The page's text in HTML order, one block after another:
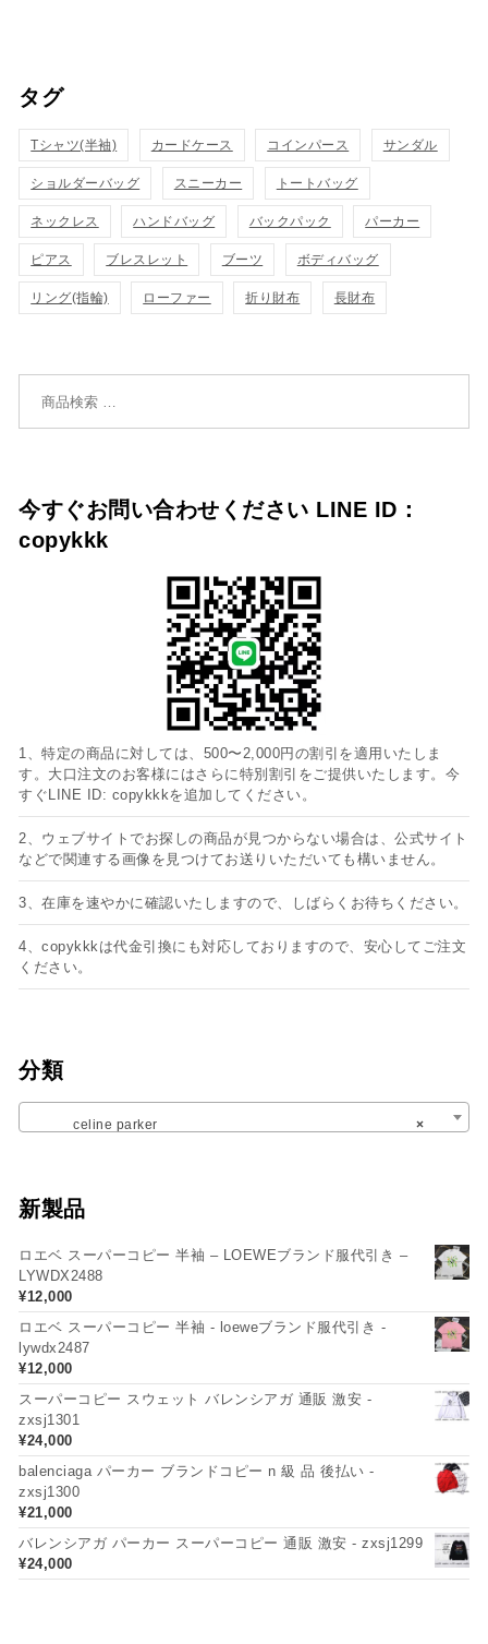
タグ
Tシャツ(半袖) カードケース コインパース サンダル
ショルダーバッグ スニーカー トートバッグ
ネックレス ハンドバッグ バックパック パーカー
ピアス ブレスレット ブーツ ボディバッグ
リング(指輪) ローファー 折り財布 長財布
今すぐお問い合わせください LINE ID：
copykkk
1、特定の商品に対しては、500〜2,000円の割引を適用いたしま
す。大口注文のお客様にはさらに特別割引をご提供いたします。今
すぐLINE ID: copykkkを追加してください。
2、ウェブサイトでお探しの商品が見つからない場合は、公式サイト
などで関連する画像を見つけてお送りいただいても構いません。
3、在庫を速やかに確認いたしますので、しばらくお待ちください。
4、copykkkは代金引換にも対応しておりますので、安心してご注文
ください。
分類
×
celine parker
新製品
ロエベ スーパーコピー 半袖 – LOEWEブランド服代引き –
LYWDX2488
¥12,000
ロエベ スーパーコピー 半袖 - loeweブランド服代引き -
lywdx2487
¥12,000
スーパーコピー スウェット バレンシアガ 通販 激安 -
zxsj1301
¥24,000
balenciaga パーカー ブランドコピー n 級 品 後払い -
zxsj1300
¥21,000
バレンシアガ パーカー スーパーコピー 通販 激安 - zxsj1299
¥24,000